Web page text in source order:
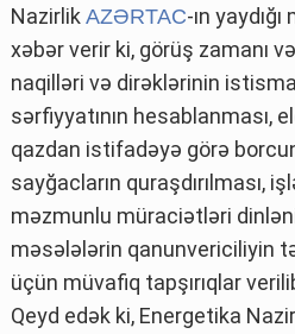
Nazirlik AZƏRTAC-ın
xəbər verir ki, görüş zamanı
naqilləri və dirəklərinin
sərfiyyatının hesablanması,
qazdan istifadəyə görə
sayğacların quraşdırılması,
məzmunlu müraciətləri
məsələlərin qanunvericiliyin
üçün müvafiq tapşırıqlar
Qeyd edək ki, Energetika